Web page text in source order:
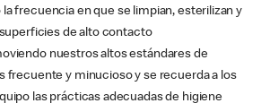
frecuencia en que se limpian, esterilizan y
de alto contacto
nuestros altos estándares de
frecuente y minucioso y se recuerda a los
las prácticas adecuadas de higiene